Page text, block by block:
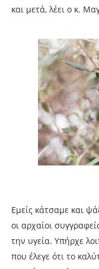
και μετά, λέει ο κ.
Εμείς κάτσαμε και
οι αρχαίοι
την υγεία. Υπήρχε
που έλεγε ότι το